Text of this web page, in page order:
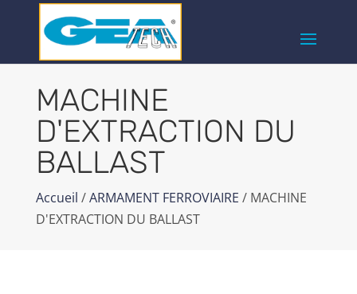
MACHINE
D'EXTRACTION DU
BALLAST
Accueil /ARMAMENT FERROVIAIRE / MACHINE
D'EXTRACTION DU BALLAST